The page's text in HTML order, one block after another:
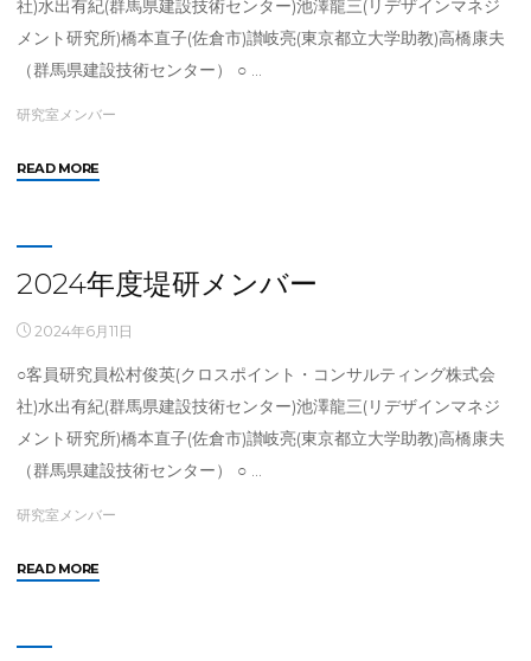
社)水出有紀(群馬県建設技術センター)池澤龍三(リデザインマネジ
メント研究所)橋本直子(佐倉市)讃岐亮(東京都立大学助教)高橋康夫
（群馬県建設技術センター） ○ …
研究室メンバー
READ MORE"2025
研
メ
ン
ー"
2024年度堤研メンバー
2024年6月11日
○客員研究員松村俊英(クロスポイント・コンサルティング株式会
社)水出有紀(群馬県建設技術センター)池澤龍三(リデザインマネジ
メント研究所)橋本直子(佐倉市)讃岐亮(東京都立大学助教)高橋康夫
（群馬県建設技術センター） ○ …
研究室メンバー
READ MORE"2024